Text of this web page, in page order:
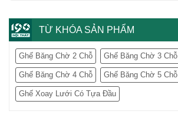
TỪ KHÓA SẢN PHẨM
Ghế Băng Chờ 2 Chỗ Ghế Băng Chờ 3 Chỗ
Ghế Băng Chờ 4 Chỗ Ghế Băng Chờ 5 Chỗ
Ghế Xoay Lưới Có Tựa Đầu